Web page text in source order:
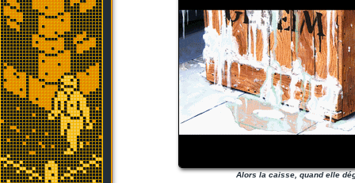
Alors la caisse, quand elle